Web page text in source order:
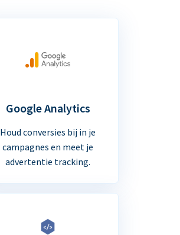
Google Analytics
Houd conversies bij in je
campagnes en meet je
advertentie tracking.